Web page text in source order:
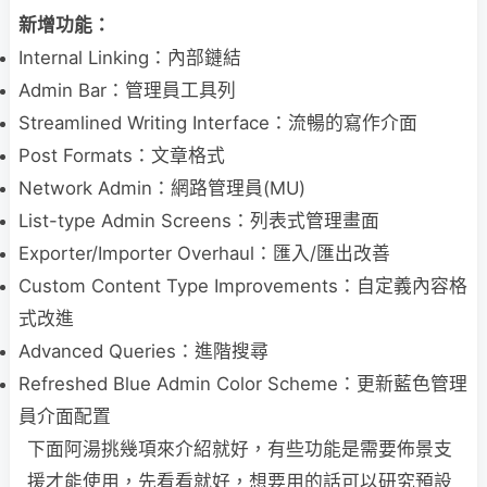
新增功能：
Internal Linking：內部鏈結
Admin Bar：管理員工具列
Streamlined Writing Interface：流暢的寫作介面
Post Formats：文章格式
Network Admin：網路管理員(MU)
List-type Admin Screens：列表式管理畫面
Exporter/Importer Overhaul：匯入/匯出改善
Custom Content Type Improvements：自定義內容格
式改進
Advanced Queries：進階搜尋
Refreshed Blue Admin Color Scheme：更新藍色管理
員介面配置
下面阿湯挑幾項來介紹就好，有些功能是需要佈景支
援才能使用，先看看就好，想要用的話可以研究預設